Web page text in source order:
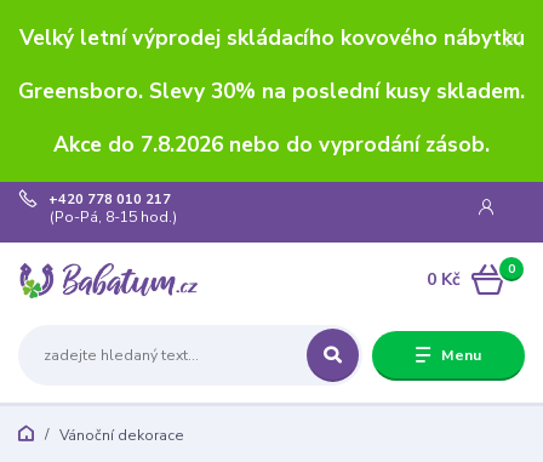
Velký letní výprodej skládacího kovového nábytku
Greensboro. Slevy 30% na poslední kusy skladem.
Akce do 7.8.2026 nebo do vyprodání zásob.
Menu
+420 778 010 217
(Po-Pá, 8-15 hod.)
0
0 Kč
Vánoční dekorace